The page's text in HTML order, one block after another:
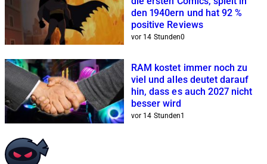
den 1940ern und hat 92 %
positive Reviews
vor 14 Stunden0
RAM kostet immer noch zu
viel und alles deutet darauf
hin, dass es auch 2027 nicht
besser wird
vor 14 Stunden1